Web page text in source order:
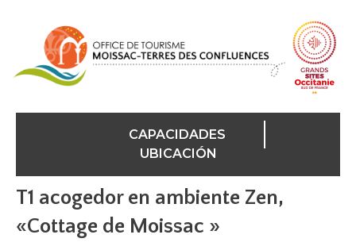
CAPACIDADES
UBICACIÓN
T1 acogedor en ambiente Zen,
«Cottage de Moissac »